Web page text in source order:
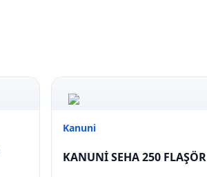
Kanuni
KANUNİ SEHA 250 FLAŞÖR